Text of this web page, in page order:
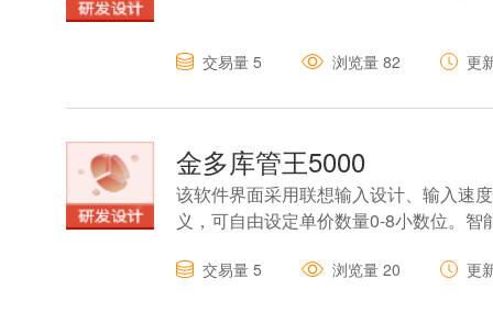
交易量 5 浏览量 82 更
金多库管王5000
该软件界面采用联想输入设计、输入速
义，可自由设定单价数量0-8小数位。
交易量 5 浏览量 20 更